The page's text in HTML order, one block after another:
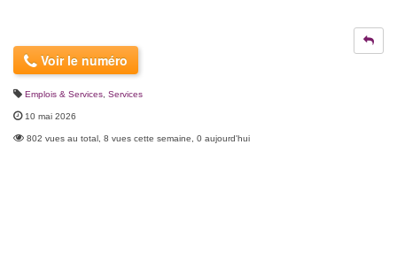
Voir le numéro
Emplois & Services Services
10 mai 2026
802 vues au total, 8 vues cette semaine, 0 aujourd'hui